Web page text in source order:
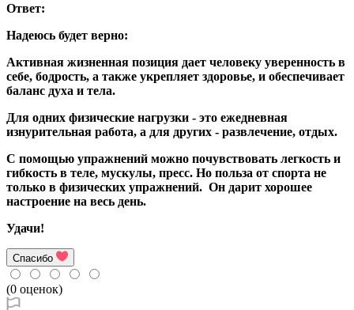
Ответ:
Надеюсь будет верно:
Активная жизненная позиция дает человеку уверенность в
себе, бодрость, а также укрепляет здоровье, и обеспечивает
баланс духа и тела.
Для одних физические нагрузки - это ежедневная
изнурительная работа, а для других - развлечение, отдых.
С помощью упражнений можно почувствовать легкость и
гибкость в теле, мускулы, пресс. Но польза от спорта не
только в физических упражнений. Он дарит хорошее
настроение на весь день.
Удачи!
Спасибо
(0 оценок)